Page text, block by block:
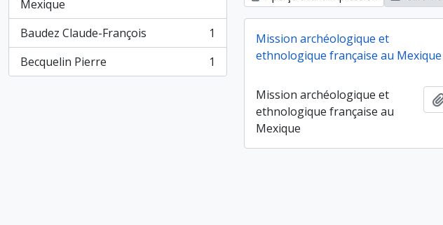
Mexique
Baudez Claude-François
, 1 résultats
1
Becquelin Pierre
, 1 résultats 1
Mission archéologique et
ethnologique française au Mexique
Mission archéologique et
ethnologique française au
Mexique